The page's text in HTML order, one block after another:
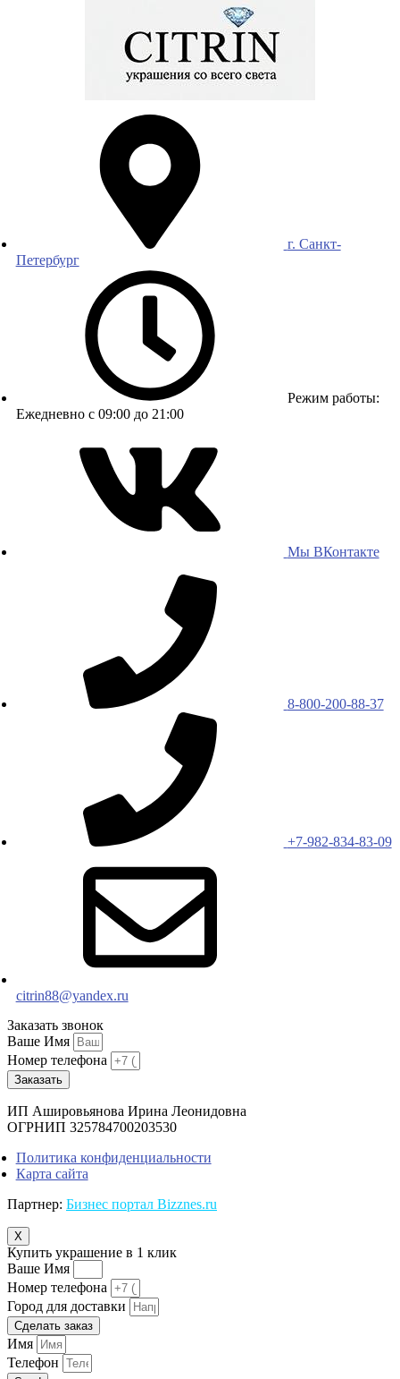
г. Санкт-
Петербург
Режим работы:
Ежедневно с 09:00 до 21:00
Мы ВКонтакте
8-800-200-88-37
+7-982-834-83-09
citrin88@yandex.ru
Заказать звонок
Ваше Имя
Номер телефона
Заказать
ИП Ашировьянова Ирина Леонидовна
ОГРНИП 325784700203530
Политика конфиденциальности
Карта сайта
Партнер: Бизнес портал Bizznes.ru
X
Купить украшение в 1 клик
Ваше Имя
Номер телефона
Город для доставки
Сделать заказ
Имя
Телефон